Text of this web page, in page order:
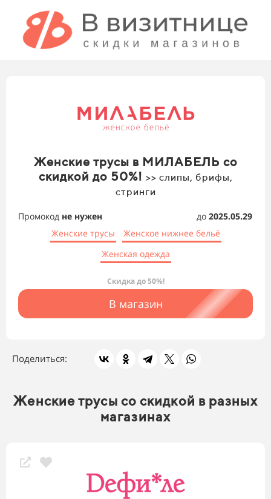
Женские трусы в МИЛАБЕЛЬ со
скидкой до 50%! >> слипы, брифы,
стринги
Промокод не нужен до 2025.05.29
Женские трусы
Женское нижнее бельё
Женская одежда
Скидка до 50%!
В магазин
Поделиться:
Женские трусы со скидкой в разных
магазинах